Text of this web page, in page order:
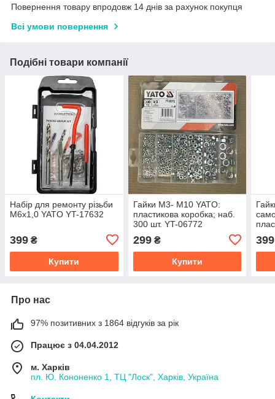
Повернення товару впродовж 14 днів за рахунок покупця
Всі умови повернення
Подібні товари компанії
Набір для ремонту різьби
M6x1,0 YATO YT-17632
399 ₴
Купити
Гайки М3- М10 YATO:
пластикова коробка; наб.
300 шт. YT-06772
299₴
Купити
399
Про нас
97% позитивних з 1864 відгуків за рік
Працює з 04.04.2012
м. Харків
пл. Ю. Кононенко 1, ТЦ "Лоск", Харків, Україна